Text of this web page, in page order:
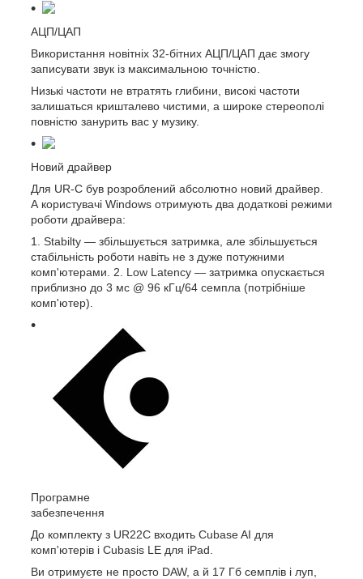
АЦП/ЦАП
Використання новітніх 32-бітних АЦП/ЦАП дає змогу
записувати звук із максимальною точністю.
Низькі частоти не втратять глибини, високі частоти
залишаться кришталево чистими, а широке стереополі
повністю занурить вас у музику.
Новий драйвер
Для UR-C був розроблений абсолютно новий драйвер.
А користувачі Windows отримують два додаткові режими
роботи драйвера:
1. Stabilty — збільшується затримка, але збільшується
стабільність роботи навіть не з дуже потужними
комп'ютерами. 2. Low Latency — затримка опускається
приблизно до 3 мс @ 96 кГц/64 семпла (потрібніше
комп'ютер).
Програмне
забезпечення
До комплекту з UR22C входить Cubase AI для
комп'ютерів і Cubasis LE для iPad.
Ви отримуєте не просто DAW, а й 17 Гб семплів і луп,